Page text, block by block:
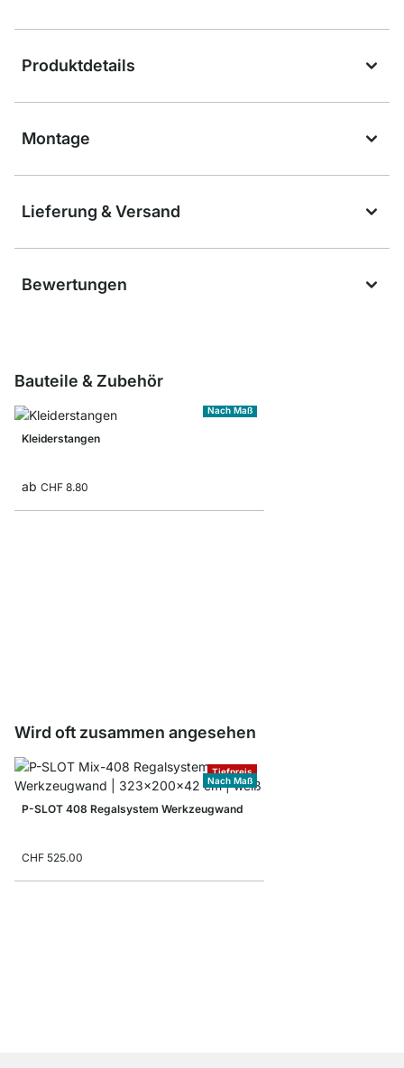
Produktdetails
Montage
Lieferung & Versand
Bewertungen
Bauteile & Zubehör
Nach Maß
Kleiderstangen
ab CHF 8.80
Wird oft zusammen angesehen
Tiefpreis
Nach Maß
P-SLOT 408 Regalsystem Werkzeugwand
CHF 525.00